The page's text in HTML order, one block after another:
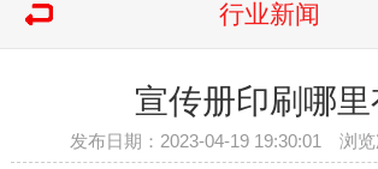
行业新闻
宣传册印刷哪里
发布日期：2023-04-19 19:30:01 浏